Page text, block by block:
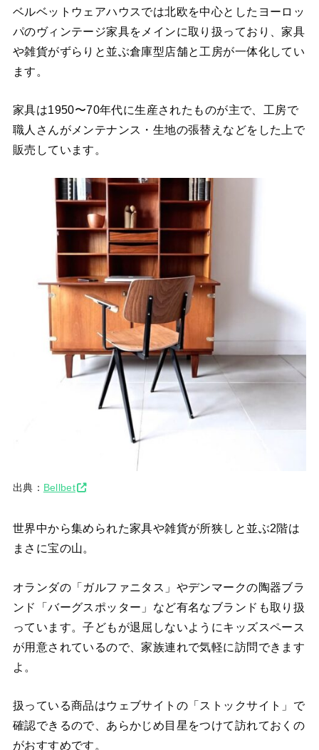
ベルベットウェアハウスでは北欧を中心としたヨーロッ
パのヴィンテージ家具をメインに取り扱っており、家具
や雑貨がずらりと並ぶ倉庫型店舗と工房が一体化してい
ます。
家具は1950〜70年代に生産されたものが主で、工房で
職人さんがメンテナンス・生地の張替えなどをした上で
販売しています。
出典： Bellbet
世界中から集められた家具や雑貨が所狭しと並ぶ2階は
まさに宝の山。
オランダの「ガルファニタス」やデンマークの陶器ブラ
ンド「バーグスポッター」など有名なブランドも取り扱
っています。子どもが退屈しないようにキッズスペース
が用意されているので、家族連れで気軽に訪問できます
よ。
扱っている商品はウェブサイトの「ストックサイト」で
確認できるので、あらかじめ目星をつけて訪れておくの
がおすすめです。